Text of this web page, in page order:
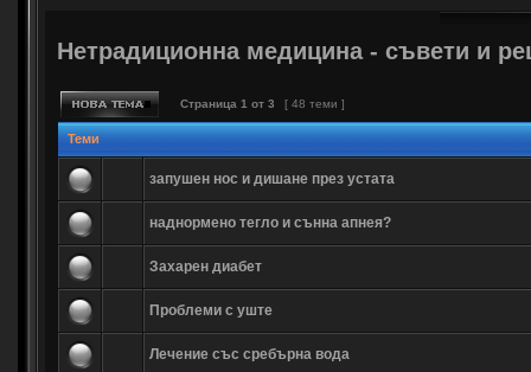
Нетрадиционна медицина - съвети и
Страница 1 от 3 [ 48 теми ]
Теми
запушен нос и дишане през устата
наднормено тегло и сънна апнея?
Захарен диабет
Проблеми с уште
Лечение със сребърна вода